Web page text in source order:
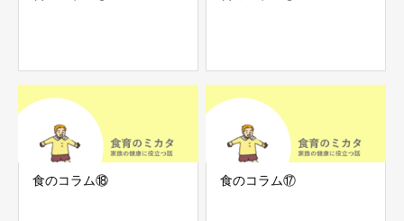
食のコラム⑱ 食のコラム⑰